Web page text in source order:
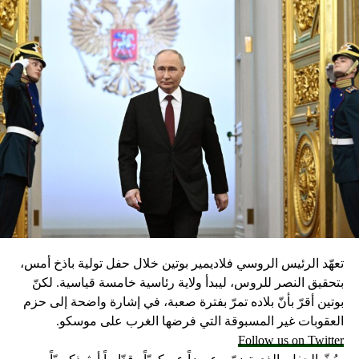
تعهّد الرئيس الروسي فلاديمير بوتين خلال حفل تولية باذخ أمس،
بتحقيق النصر للروس، ليبدأ ولاية رئاسية خامسة قياسية. لكنّ
بوتين أقرّ بأنّ بلاده تمرّ بفترة صعبة، في إشارة واضحة إلى حزم
العقوبات غير المسبوقة التي فرضها الغرب على موسكو.
Follow us on Twitter